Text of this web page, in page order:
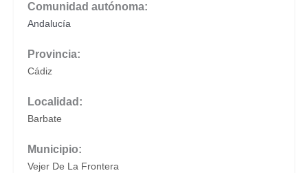
Comunidad autónoma:
Andalucía
Provincia:
Cádiz
Localidad:
Barbate
Municipio:
Vejer De La Frontera